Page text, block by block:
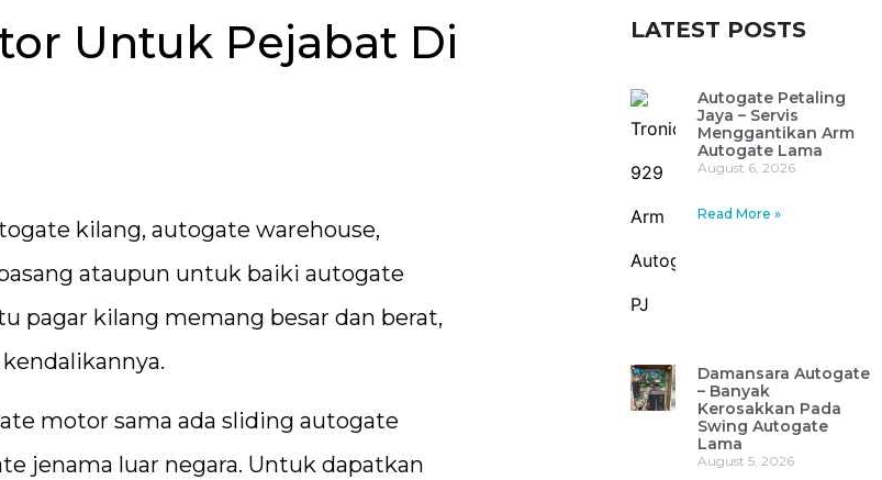
Untuk Pejabat Di
kilang, autogate warehouse,
ataupun untuk baiki autogate
pagar kilang memang besar dan berat,
motor sama ada sliding autogate
jenama luar negara. Untuk dapatkan
LATEST POSTS
Autogate Petaling
Jaya – Servis
Menggantikan Arm
Autogate Lama
August 6, 2026
Read More »
Damansara Autogate
– Banyak
Kerosakkan Pada
Swing Autogate
Lama
August 5, 2026